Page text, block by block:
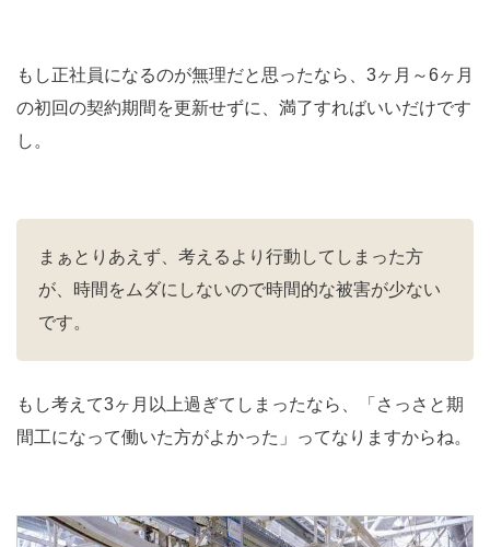
もし正社員になるのが無理だと思ったなら、3ヶ月～6ヶ月
の初回の契約期間を更新せずに、満了すればいいだけです
し。
まぁとりあえず、考えるより行動してしまった方
が、時間をムダにしないので時間的な被害が少ない
です。
もし考えて3ヶ月以上過ぎてしまったなら、「さっさと期
間工になって働いた方がよかった」ってなりますからね。